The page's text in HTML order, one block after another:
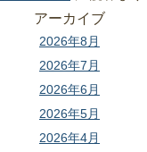
アーカイブ
2026年8月
2026年7月
2026年6月
2026年5月
2026年4月